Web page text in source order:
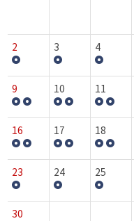
2 3 4
9 10 11
16 17 18
23 24 25
30